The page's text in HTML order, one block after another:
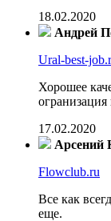
18.02.2020
Андрей
Ural-best-
Хорошее
огранизация
17.02.2020
Арсений
Flowclub.ru
Все как
еще.